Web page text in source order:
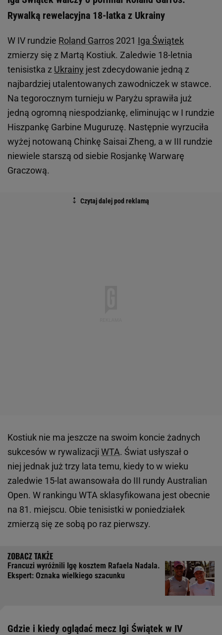
Rywalką rewelacyjna 18-latka z Ukrainy
W IV rundzie Roland Garros 2021 Iga Świątek
zmierzy się z Martą Kostiuk. Zaledwie 18-letnia
tenisistka z Ukrainy jest zdecydowanie jedną z
najbardziej utalentowanych zawodniczek w stawce.
Na tegorocznym turnieju w Paryżu sprawiła już
jedną ogromną niespodziankę, eliminując w I rundzie
Hiszpankę Garbine Muguruzę. Następnie wyrzuciła
wyżej notowaną Chinkę Saisai Zheng, a w III rundzie
niewiele starszą od siebie Rosjankę Warwarę
Graczową.
Kostiuk nie ma jeszcze na swoim koncie żadnych
sukcesów w rywalizacji WTA. Świat usłyszał o
niej jednak już trzy lata temu, kiedy to w wieku
zaledwie 15-lat awansowała do III rundy Australian
Open. W rankingu WTA sklasyfikowana jest obecnie
na 81. miejscu. Obie tenisistki w poniedziałek
zmierzą się ze sobą po raz pierwszy.
Francuzi wyróżnili Igę kosztem Rafaela Nadala.
Ekspert: Oznaka wielkiego szacunku
Gdzie i kiedy oglądać mecz Igi Świątek w IV